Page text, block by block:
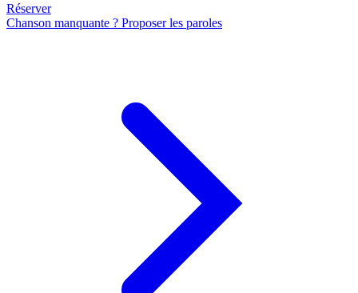
Réserver
Chanson manquante ? Proposer les paroles